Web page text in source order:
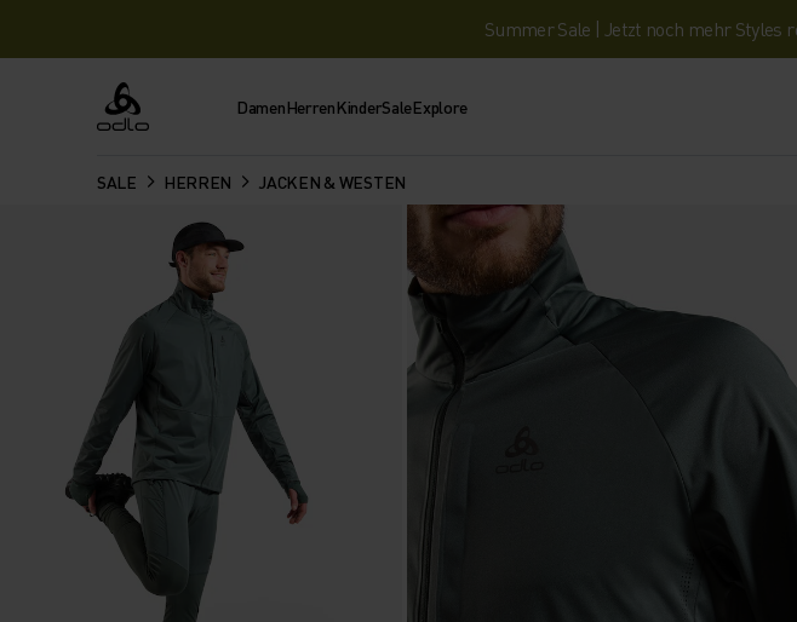
Summer Sale | Jetzt noch mehr Styles
Odlo DamenHerrenKinderSaleExplore
SALE HERREN JACKEN & WESTEN